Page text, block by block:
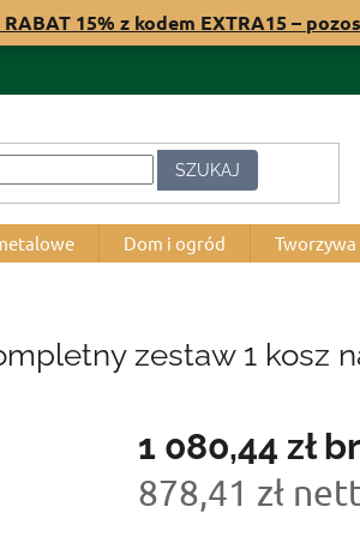
15% z kodem EXTRA15 –
SZUKAJ
Dom i ogród
zestaw 1 kosz
1 080,44 zł
878,41 zł